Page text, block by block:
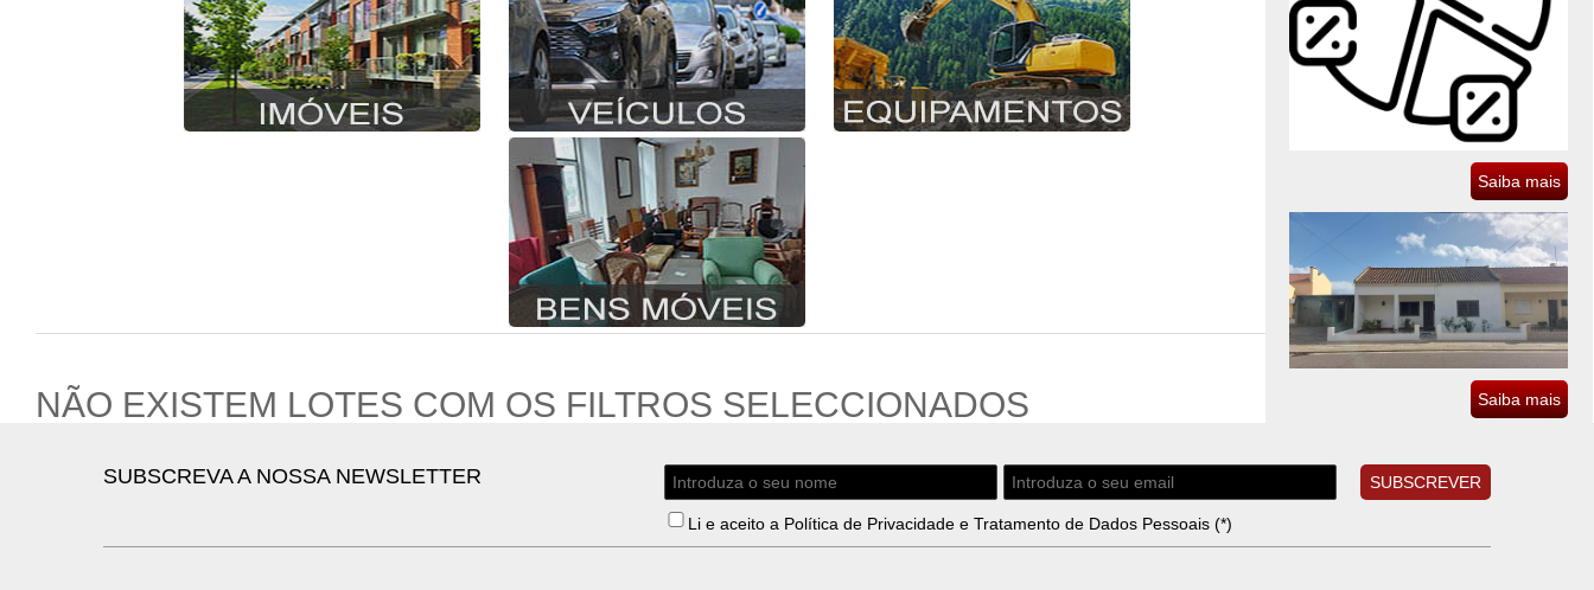
NÃO EXISTEM LOTES COM OS FILTROS SELECCIONADOS
Saiba mais
Saiba mais
SUBSCREVA A NOSSA NEWSLETTER SUBSCREVER
Li e aceito a Política de Privacidade e Tratamento de Dados Pessoais (*)